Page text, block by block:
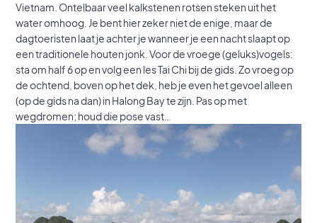
Vietnam. Ontelbaar veel kalkstenen rotsen steken uit het
water omhoog. Je bent hier zeker niet de enige, maar de
dagtoeristen laat je achter je wanneer je een nacht slaapt op
een traditionele houten jonk. Voor de vroege (geluks)vogels:
sta om half 6 op en volg een les Tai Chi bij de gids. Zo vroeg op
de ochtend, boven op het dek, heb je even het gevoel alleen
(op de gids na dan) in Halong Bay te zijn. Pas op met
wegdromen; houd die pose vast…